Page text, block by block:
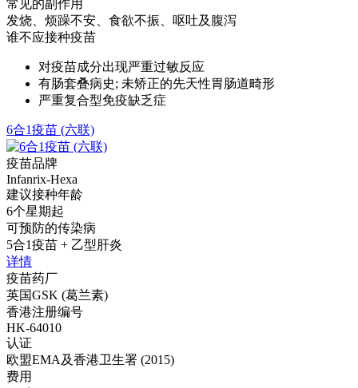
常见的副作用
发烧、烦躁不安、食欲不振、呕吐及腹泻
谁不应接种疫苗
对疫苗成分出现严重过敏反应
有肠套叠病史; 未矫正的先天性胃肠道畸形
严重复合型免疫缺乏症
6合1疫苗 (六联)
疫苗品牌
Infanrix-Hexa
建议接种年龄
6个星期起
可预防的传染病
5合1疫苗 + 乙型肝炎
详情
疫苗药厂
英国GSK (葛兰素)
香港注册编号
HK-64010
认证
欧盟EMA及香港卫生署 (2015)
费用